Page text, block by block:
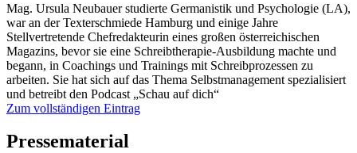
Mag. Ursula Neubauer studierte Germanistik und Psychologie (LA),
war an der Texterschmiede Hamburg und einige Jahre
Stellvertretende Chefredakteurin eines großen österreichischen
Magazins, bevor sie eine Schreibtherapie-Ausbildung machte und
begann, in Coachings und Trainings mit Schreibprozessen zu
arbeiten. Sie hat sich auf das Thema Selbstmanagement spezialisiert
und betreibt den Podcast „Schau auf dich“
Zum vollständigen Eintrag
Pressematerial